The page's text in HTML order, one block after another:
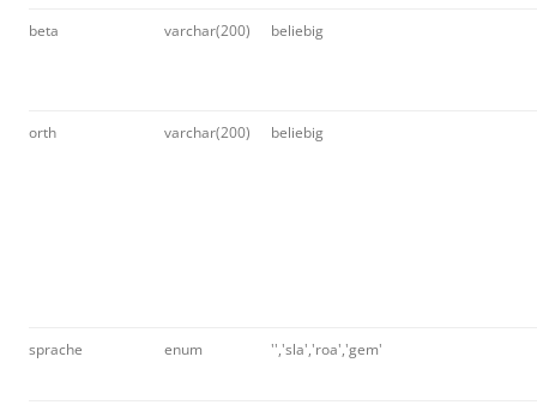
beta varchar(200) beliebig
orth varchar(200) beliebig
sprache enum '','sla','roa','gem'